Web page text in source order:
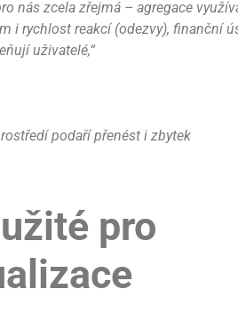
nás zcela zřejmá – agregace
i rychlost reakcí (odezvy), finanční
uživatelé,“
podaří přenést i zbytek
pro